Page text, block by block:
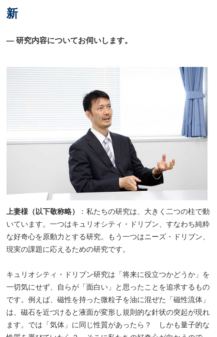
新
― 研究内容についてお伺いします。
上妻様（以下敬称略）
：私たちの研究は、大きく二つの柱で動
いています。一つはキュリオシティ・ドリブン、すなわち純粋
な好奇心を原動力とする研究。もう一つはニーズ・ドリブン、
現実の課題に応えるための研究です。
キュリオシティ・ドリブン研究は「将来に役立つかどうか」を
一切気にせず、自らが「面白い」と思ったことを追求するもの
です。例えば、磁性を持った微粒子を油に混ぜた「磁性流体」
は、磁石を近づけると液面が変形し規則的な針状の突起が現れ
ます。では「気体」に同じ性質があったら？ しかも量子的な